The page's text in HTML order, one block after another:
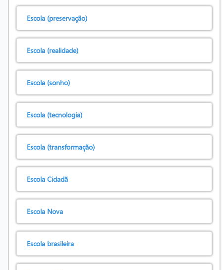
Escola (preservação)
Escola (realidade)
Escola (sonho)
Escola (tecnologia)
Escola (transformação)
Escola Cidadã
Escola Nova
Escola brasileira